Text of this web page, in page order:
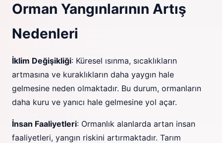
Orman Yangınlarının Artış
Nedenleri
İklim Değişikliği: Küresel ısınma, sıcaklıkların
artmasına ve kuraklıkların daha yaygın hale
gelmesine neden olmaktadır. Bu durum, ormanların
daha kuru ve yanıcı hale gelmesine yol açar.
İnsan Faaliyetleri: Ormanlık alanlarda artan insan
faaliyetleri, yangın riskini artırmaktadır. Tarım